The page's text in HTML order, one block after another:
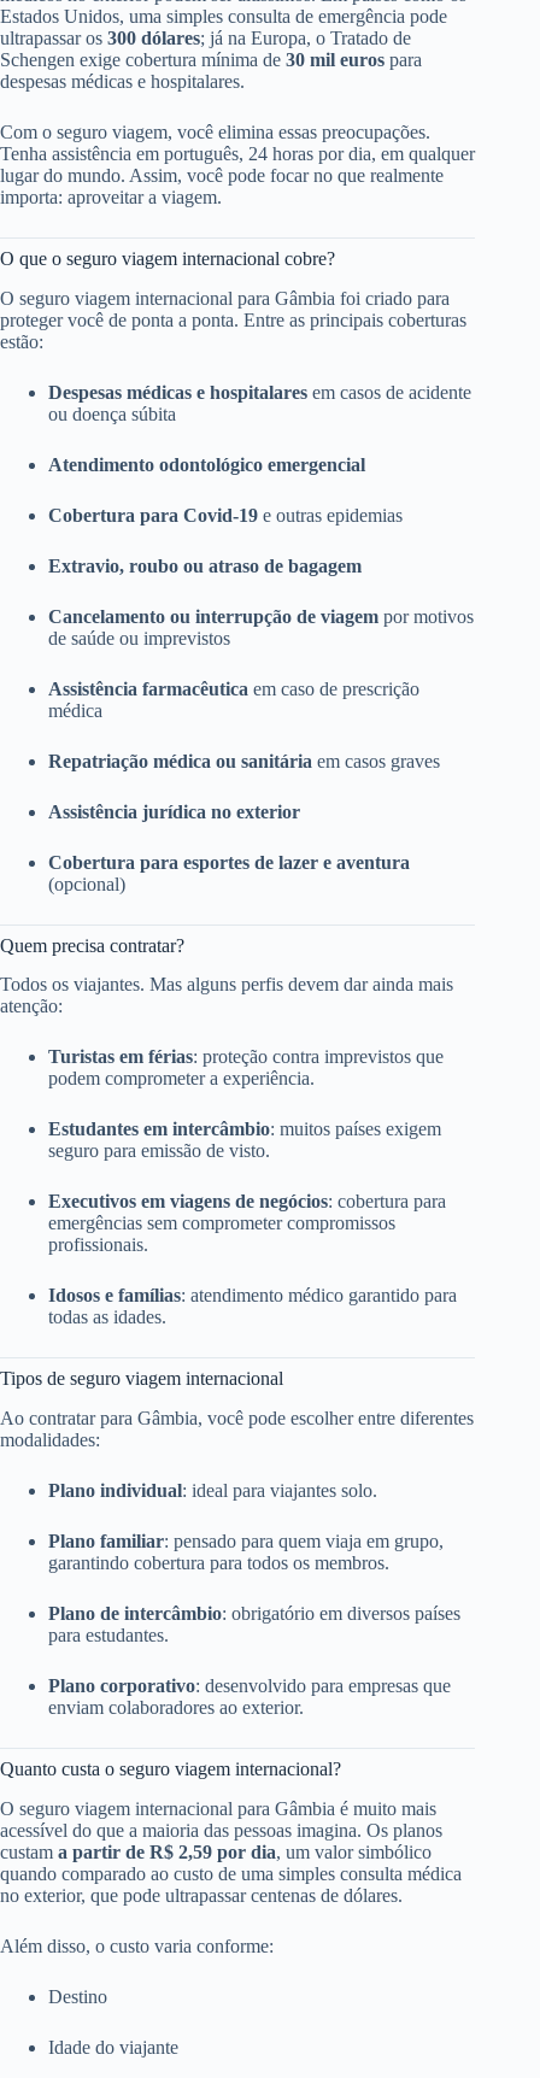
Estados Unidos, uma simples consulta de emergência pode
ultrapassar os 300 dólares; já na Europa, o Tratado de
Schengen exige cobertura mínima de 30 mil euros para
despesas médicas e hospitalares.
Com o seguro viagem, você elimina essas preocupações.
Tenha assistência em português, 24 horas por dia, em qualquer
lugar do mundo. Assim, você pode focar no que realmente
importa: aproveitar a viagem.
O que o seguro viagem internacional cobre?
O seguro viagem internacional para Gâmbia foi criado para
proteger você de ponta a ponta. Entre as principais coberturas
estão:
Despesas médicas e hospitalares em casos de acidente
ou doença súbita
Atendimento odontológico emergencial
Cobertura para Covid-19 e outras epidemias
Extravio, roubo ou atraso de bagagem
Cancelamento ou interrupção de viagem por motivos
de saúde ou imprevistos
Assistência farmacêutica em caso de prescrição
médica
Repatriação médica ou sanitária em casos graves
Assistência jurídica no exterior
Cobertura para esportes de lazer e aventura
(opcional)
Quem precisa contratar?
Todos os viajantes. Mas alguns perfis devem dar ainda mais
atenção:
Turistas em férias: proteção contra imprevistos que
podem comprometer a experiência.
Estudantes em intercâmbio: muitos países exigem
seguro para emissão de visto.
Executivos em viagens de negócios: cobertura para
emergências sem comprometer compromissos
profissionais.
Idosos e famílias: atendimento médico garantido para
todas as idades.
Tipos de seguro viagem internacional
Ao contratar para Gâmbia, você pode escolher entre diferentes
modalidades:
Plano individual: ideal para viajantes solo.
Plano familiar: pensado para quem viaja em grupo,
garantindo cobertura para todos os membros.
Plano de intercâmbio: obrigatório em diversos países
para estudantes.
Plano corporativo: desenvolvido para empresas que
enviam colaboradores ao exterior.
Quanto custa o seguro viagem internacional?
O seguro viagem internacional para Gâmbia é muito mais
acessível do que a maioria das pessoas imagina. Os planos
custam a partir de R$ 2,59 por dia, um valor simbólico
quando comparado ao custo de uma simples consulta médica
no exterior, que pode ultrapassar centenas de dólares.
Além disso, o custo varia conforme:
Destino
Idade do viajante